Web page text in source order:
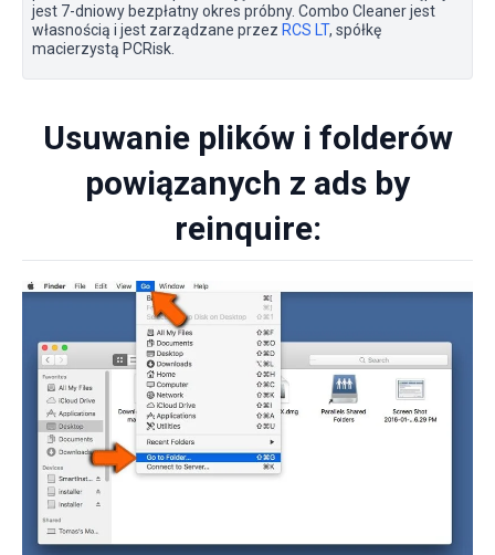
jest 7-dniowy bezpłatny okres próbny. Combo Cleaner jest
własnością i jest zarządzane przez RCS LT, spółkę
macierzystą PCRisk.
Usuwanie plików i folderów
powiązanych z ads by
reinquire: